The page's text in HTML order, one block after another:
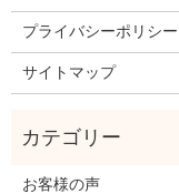
プライバシーポリシー
サイトマップ
お客様の声